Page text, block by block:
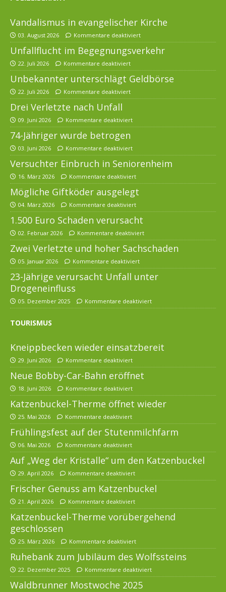
Vandalismus in evangelischer Kirche
03. August 2026 Kommentare deaktiviert
Unfallflucht im Begegnungsverkehr
22. Juli 2026 Kommentare deaktiviert
Unbekannter unterschlägt Geldbörse
22. Juli 2026 Kommentare deaktiviert
Drei Verletzte nach Unfall
09. Juni 2026 Kommentare deaktiviert
74-Jähriger wurde betrogen
03. Juni 2026 Kommentare deaktiviert
Versuchter Einbruch in Seniorenheim
16. März 2026 Kommentare deaktiviert
Mögliche Giftköder ausgelegt
04. März 2026 Kommentare deaktiviert
1.500 Euro Schaden verursacht
02. Februar 2026 Kommentare deaktiviert
Zwei Verletzte und hoher Sachschaden
05. Januar 2026 Kommentare deaktiviert
23-Jährige verursacht Unfall unter
Drogeneinfluss
05. Dezember 2025 Kommentare deaktiviert
TOURISMUS
Kneippbecken wieder einsatzbereit
29. Juni 2026 Kommentare deaktiviert
Neue Bobby-Car-Bahn eröffnet
18. Juni 2026 Kommentare deaktiviert
Katzenbuckel-Therme öffnet wieder
25. Mai 2026 Kommentare deaktiviert
Frühlingsfest auf der Stutenmilchfarm
06. Mai 2026 Kommentare deaktiviert
Auf „Weg der Kristalle“ um den Katzenbuckel
29. April 2026 Kommentare deaktiviert
Frischer Genuss am Katzenbuckel
21. April 2026 Kommentare deaktiviert
Katzenbuckel-Therme vorübergehend
geschlossen
25. März 2026 Kommentare deaktiviert
Ruhebank zum Jubiläum des Wolfssteins
22. Dezember 2025 Kommentare deaktiviert
Waldbrunner Mostwoche 2025